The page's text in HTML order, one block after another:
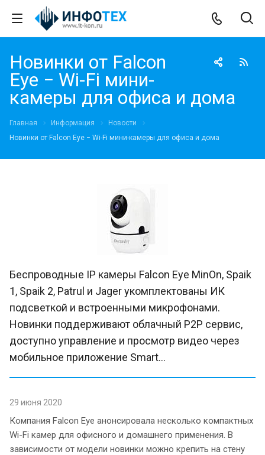
Новинки от Falcon
Eye − Wi-Fi мини-
камеры для офиса и дома
Главная Информация
Новости
Новинки от Falcon Eye − Wi-Fi мини-камеры для офиса и дома
Беспроводные IP камеры Falcon Eye MinOn, Spaik
1, Spaik 2, Patrul и Jager укомплектованы ИК
подсветкой и встроенными микрофонами.
Новинки поддерживают облачный P2P сервис,
доступно управление и просмотр видео через
мобильное приложение Smart...
29 июня 2020
Компания Falcon Eye анонсировала несколько компактных
Wi-Fi камер для офисного и домашнего применения. В
зависимости от модели новинки можно крепить на стену